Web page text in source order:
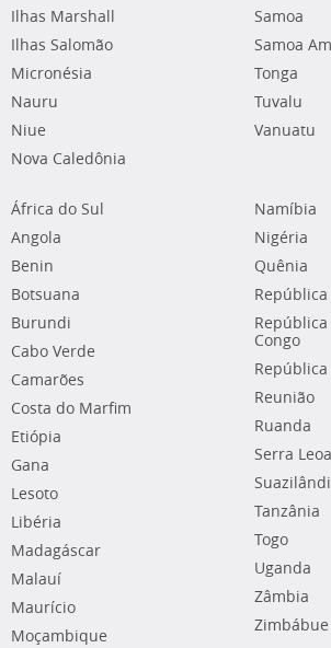
Ilhas Marshall
Ilhas Salomão
Micronésia
Nauru
Niue
Nova Caledônia
Samoa
Samoa
Tonga
Tuvalu
Vanuatu
África do Sul
Angola
Benin
Botsuana
Burundi
Cabo Verde
Camarões
Costa do Marfim
Etiópia
Gana
Lesoto
Libéria
Madagáscar
Malauí
Maurício
Moçambique
Namíbia
Nigéria
Quênia
Congo
Reunião
Ruanda
Serra Leoa
Tanzânia
Togo
Uganda
Zâmbia
Zimbábue